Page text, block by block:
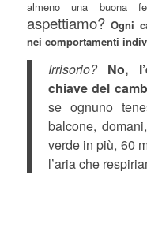
almeno una buona
aspettiamo? Ogni
nei comportamenti
Irrisorio?
No,
chiave del
se ognuno
balcone,
verde in più, 60
l’aria che